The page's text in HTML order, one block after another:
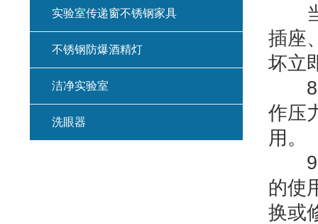
当
插座
坏立
8、
作压
用。
9
的使
换或
实验室传递窗不锈钢家具
不锈钢防爆酒精灯
洁净实验室
洗眼器